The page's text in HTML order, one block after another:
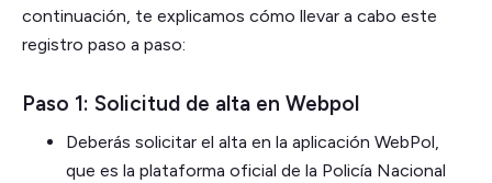
continuación, te explicamos cómo llevar a cabo este
registro paso a paso:
Paso 1: Solicitud de alta en Webpol
Deberás solicitar el alta en la aplicación WebPol,
que es la plataforma oficial de la Policía Nacional